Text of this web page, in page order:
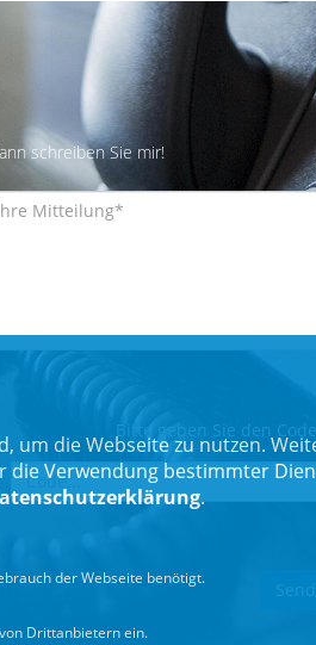
schreiben Sie mir!
Bitte geben Sie den
um die Webseite zu nutzen.
Verwendung bestimmter
.
der Webseite benötigt.
Drittanbietern ein.